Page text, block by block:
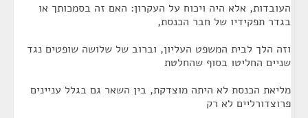
העובדות, אלא היה ויכוח על העקרון: האם זה בסמכותך או
בגדר תפקידיו של חבר הכנסת,
וזה הלך לבית המשפט העליון, וברוב של שלושה שופטים נגד
שניים החליטו בסוף שהחלטת
מליאת הכנסת לא היתה מוצדקת, בין השאר גם בגלל עניינים
פרוצדורליים לא רק